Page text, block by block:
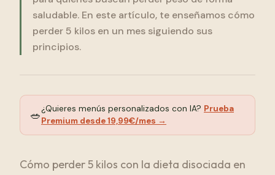
Comenzar Gratis
saludable. En este artículo, te enseñamos cómo
perder 5 kilos en un mes siguiendo sus
principios.
🥗¿Quieres menús personalizados con IA? Prueba
Premium desde 19,99€/mes →
Cómo perder 5 kilos con la dieta disociada en